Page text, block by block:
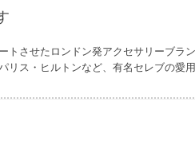
させたロンドン発アクセサリーブラ
ス・ヒルトンなど、有名セレブの愛